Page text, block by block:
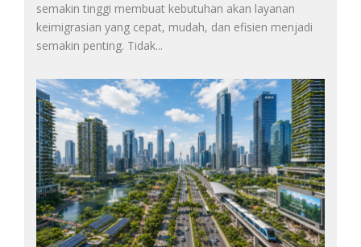
semakin tinggi membuat kebutuhan akan layanan
keimigrasian yang cepat, mudah, dan efisien menjadi
semakin penting. Tidak...